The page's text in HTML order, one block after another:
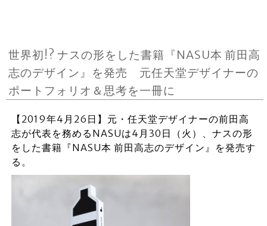
世界初!? ナスの形をした書籍『NASU本 前田高
志のデザイン』を発売 元任天堂デザイナーの
ポートフォリオ＆思考を一冊に
【2019年4月26日】元・任天堂デザイナーの前田高
志が代表を務めるNASUは4月30日（火）、ナスの形
をした書籍『NASU本 前田高志のデザイン』を発売す
る。